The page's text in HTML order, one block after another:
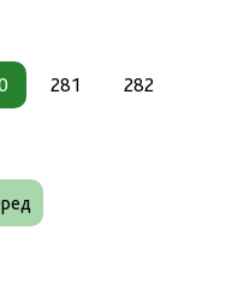
281 282